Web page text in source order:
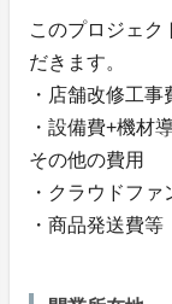
このプロジェク
だきます。
・店舗改修工
・設備費+機材
その他の費用
・クラウドフ
・商品発送費等